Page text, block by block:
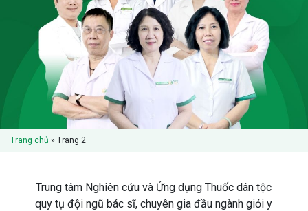
Trang chủ » Trang 2
Trung tâm Nghiên cứu và Ứng dụng Thuốc dân tộc
quy tụ đội ngũ bác sĩ, chuyên gia đầu ngành giỏi y